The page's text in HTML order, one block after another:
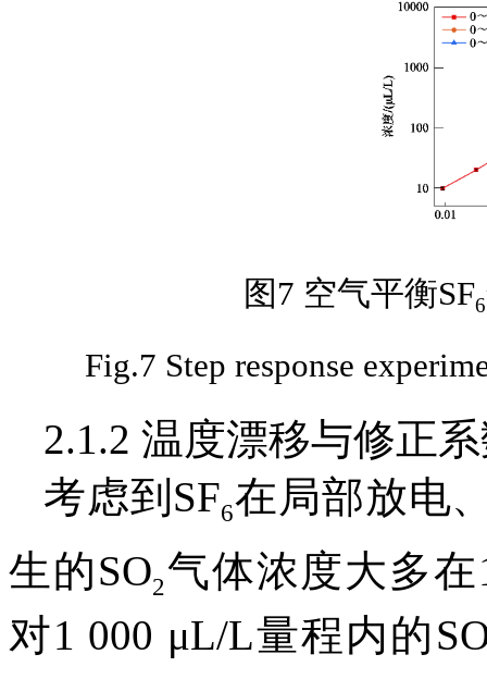
图7 空气平衡SF6
Fig.7 Step response
2.1.2 温度漂移与修正
考虑到SF6在局部放电
生的SO2气体浓度大多
对1 000 μL/L量程内的